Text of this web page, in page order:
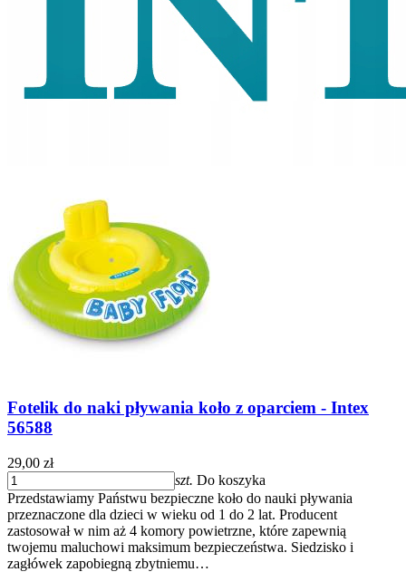
Fotelik do naki pływania koło z oparciem - Intex
56588
29,00 zł
szt. Do koszyka
Przedstawiamy Państwu bezpieczne koło do nauki pływania
przeznaczone dla dzieci w wieku od 1 do 2 lat. Producent
zastosował w nim aż 4 komory powietrzne, które zapewnią
twojemu maluchowi maksimum bezpieczeństwa. Siedzisko i
zagłówek zapobiegną zbytniemu…